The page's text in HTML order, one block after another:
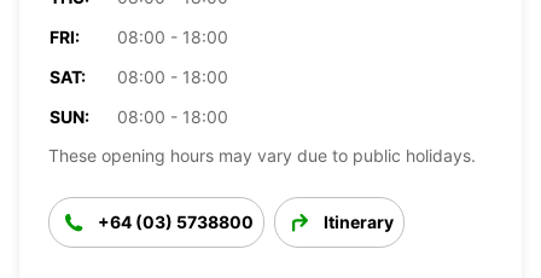
FRI:
08:00 - 18:00
SAT:
08:00 - 18:00
SUN:
08:00 - 18:00
These opening hours may vary due to public holidays.
+64 (03) 5738800 Itinerary